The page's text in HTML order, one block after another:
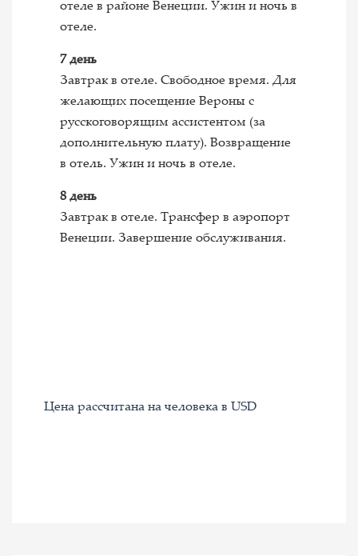
отеле в районе Венеции. Ужин и ночь в
отеле.
7 день
Завтрак в отеле. Свободное время. Для
желающих посещение Вероны с
русскоговорящим ассистентом (за
дополнительную плату). Возвращение
в отель. Ужин и ночь в отеле.
8 день
Завтрак в отеле. Трансфер в аэропорт
Венеции. Завершение обслуживания.
Цена рассчитана на человека в USD